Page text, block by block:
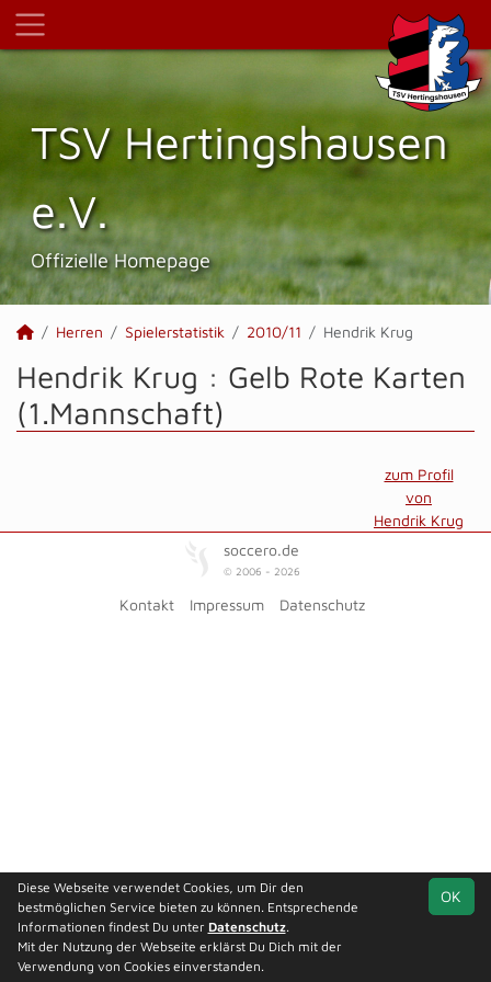
TSV Hertings­hausen
e.V.
Offizielle Homepage
Herren Spielerstatistik 2010/11 Hendrik Krug
Hendrik Krug : Gelb Rote Karten
(1.Mannschaft)
zum Profil
von
Hendrik Krug
soccero.de
© 2006 - 2026
Kontakt Impressum Datenschutz
OK
Diese Webseite verwendet Cookies, um Dir den
bestmöglichen Service bieten zu können. Entsprechende
Informationen findest Du unter Datenschutz.
Mit der Nutzung der Webseite erklärst Du Dich mit der
Verwendung von Cookies einverstanden.